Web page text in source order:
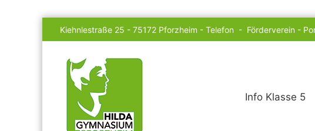
Kiehnlestraße 25 - 75172 Pforzheim - Telefon - Förderverein -
Hilda
Gymnasium
Info Klasse 5